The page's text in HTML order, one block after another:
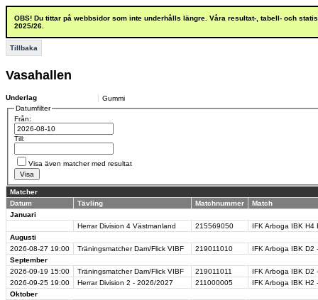
OBS! Du tittar på webbsidor som inte underhålls längre. Våra resultat-, tabell- och
2025/26.
Tillbaka
Vasahallen
Underlag
Gummi
Datumfilter
Från:
Till:
Visa även matcher med resultat
Matcher
Datum
Tävling Matchnummer Match
Januari
Herrar Division 4 Västmanland
215569050
IFK Arboga IBK H4
Augusti
2026-08-27 19:00 Träningsmatcher Dam/Flick VIBF 219011010
IFK Arboga IBK D2
September
2026-09-19 15:00 Träningsmatcher Dam/Flick VIBF 219011011
IFK Arboga IBK D2
2026-09-25 19:00 Herrar Division 2 - 2026/2027 211000005
IFK Arboga IBK H2
Oktober